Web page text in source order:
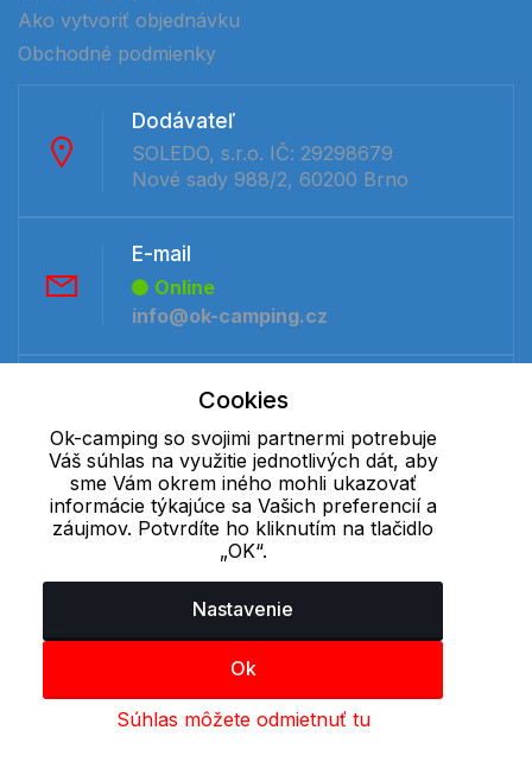
Ako vytvoriť objednávku
Obchodné podmienky
Dodávateľ
SOLEDO, s.r.o. IČ: 29298679
Nové sady 988/2, 60200 Brno
E-mail
Online
info@ok-camping.cz
Telefón:
+421 277 270 091
Cookie - podrobné nastavenie| Ďalšie informácie|Spracovanie
Cookies
Ok-camping so svojimi partnermi potrebuje
Váš súhlas na využitie jednotlivých dát, aby
sme Vám okrem iného mohli ukazovať
informácie týkajúce sa Vašich preferencií a
záujmov. Potvrdíte ho kliknutím na tlačidlo
„OK“.
Nastavenie
Ok
Súhlas môžete odmietnuť tu